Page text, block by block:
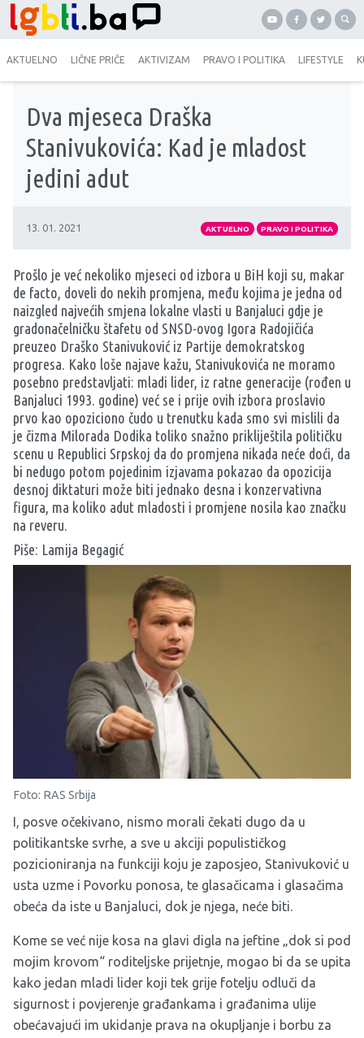
AKTUELNO LIČNE PRIČE AKTIVIZAM PRAVO I POLITIKA LIFESTYLE
Dva mjeseca Draška
Stanivukovića: Kad je mladost
jedini adut
13. 01. 2021 AKTUELNO PRAVO I POLITIKA
Prošlo je već nekoliko mjeseci od izbora u BiH koji su, makar
de facto, doveli do nekih promjena, među kojima je jedna od
naizgled najvećih smjena lokalne vlasti u Banjaluci gdje je
gradonačelničku štafetu od SNSD-ovog Igora Radojičića
preuzeo Draško Stanivuković iz Partije demokratskog
progresa. Kako loše najave kažu, Stanivukovića ne moramo
posebno predstavljati: mladi lider, iz ratne generacije (rođen u
Banjaluci 1993. godine) već se i prije ovih izbora proslavio
prvo kao opoziciono čudo u trenutku kada smo svi mislili da
je čizma Milorada Dodika toliko snažno prikliještila političku
scenu u Republici Srpskoj da do promjena nikada neće doći, da
bi nedugo potom pojedinim izjavama pokazao da opozicija
desnoj diktaturi može biti jednako desna i konzervativna
figura, ma koliko adut mladosti i promjene nosila kao značku
na reveru.
Piše: Lamija Begagić
Foto: RAS Srbija
I, posve očekivano, nismo morali čekati dugo da u
politikantske svrhe, a sve u akciji populističkog
pozicioniranja na funkciji koju je zaposjeo, Stanivuković u
usta uzme i Povorku ponosa, te glasačicama i glasačima
obeća da iste u Banjaluci, dok je njega, neće biti.
Kome se već nije kosa na glavi digla na jeftine „dok si pod
mojim krovom“ roditeljske prijetnje, mogao bi da se upita
kako jedan mladi lider koji tek grije fotelju odluči da
sigurnost i povjerenje građankama i građanima ulije
obećavajući im ukidanje prava na okupljanje i borbu za